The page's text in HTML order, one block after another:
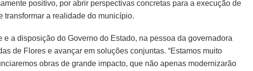
positivo, por abrir perspectivas concretas para a execução de
transformar a realidade do município.
e a disposição do Governo do Estado, na pessoa da governadora
de Flores e avançar em soluções conjuntas. “Estamos muito
obras de grande impacto, que não apenas modernizarão